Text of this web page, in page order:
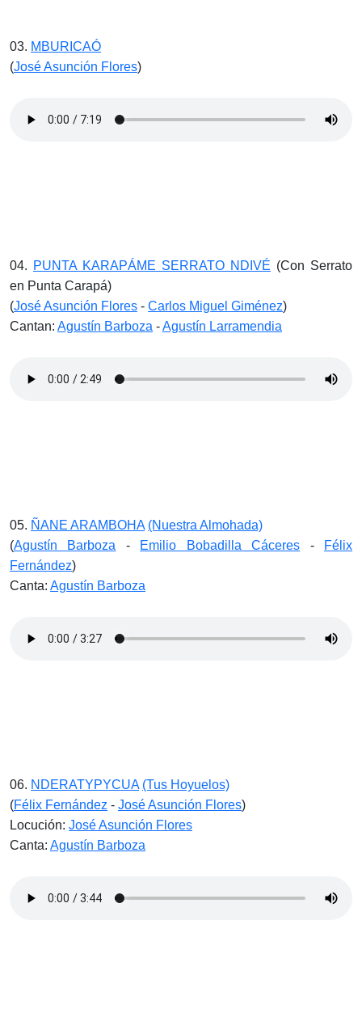
03. MBURICAÓ
(José Asunción Flores)
04. PUNTA KARAPÁME SERRATO NDIVÉ (Con Serrato
en Punta Carapá)
(José Asunción Flores - Carlos Miguel Giménez)
Cantan: Agustín Barboza -Agustín Larramendia
05. ÑANE ARAMBOHA (Nuestra Almohada)
(Agustín Barboza - Emilio Bobadilla Cáceres -
Félix
Fernández)
Canta: Agustín Barboza
06. NDERATYPYCUA (Tus Hoyuelos)
(Félix Fernández - José Asunción Flores)
Locución: José Asunción Flores
Canta: Agustín Barboza